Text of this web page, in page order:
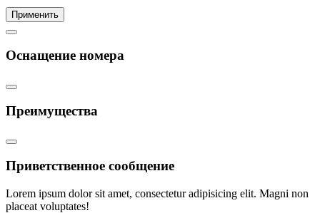
Применить
Оснащение номера
Преимущества
Приветственное сообщение
Lorem ipsum dolor sit amet, consectetur adipisicing elit. Magni non
placeat voluptates!